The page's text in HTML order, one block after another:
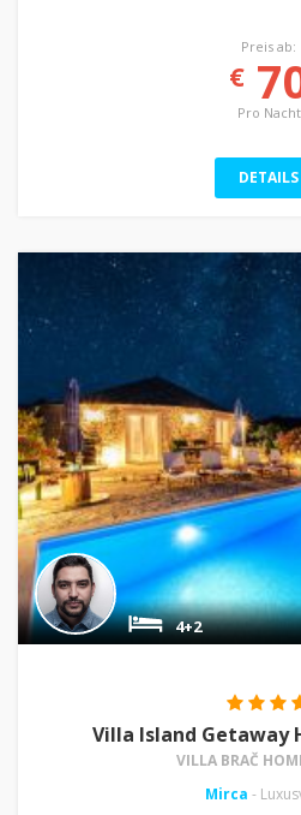
Preis ab:
€
Pro Nacht
DETAILS
4+2
Villa Island Getaway
VILLA BRAČ
Mirca -